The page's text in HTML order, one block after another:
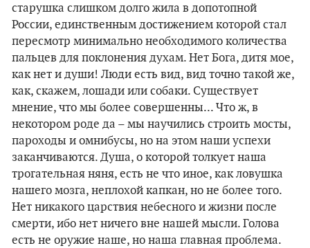
старушка слишком долго жила в допотопной
России, единственным достижением которой стал
пересмотр минимально необходимого количества
пальцев для поклонения духам. Нет Бога, дитя мое,
как нет и души! Люди есть вид, вид точно такой же,
как, скажем, лошади или собаки. Существует
мнение, что мы более совершенны... Что ж, в
некотором роде да – мы научились строить мосты,
пароходы и омнибусы, но на этом наши успехи
заканчиваются. Душа, о которой толкует наша
трогательная няня, есть не что иное, как ловушка
нашего мозга, неплохой капкан, но не более того.
Нет никакого царствия небесного и жизни после
смерти, ибо нет ничего вне нашей мысли. Голова
есть не оружие наше, но наша главная проблема.